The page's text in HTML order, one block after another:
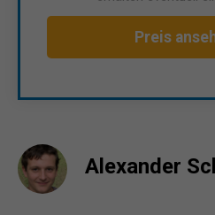
Preis
Alexander